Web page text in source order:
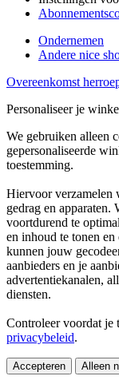
Ondernemen
Andere nice
Overeenkomst
Personaliseer je
We gebruiken alleen
gepersonaliseerde
toestemming.
Hiervoor verzamelen
gedrag en apparaten.
voortdurend te
en inhoud te tonen
kunnen jouw
aanbieders en je
advertentiekanalen,
diensten.
Controleer voordat je
privacybeleid.
Accepteren Alleen